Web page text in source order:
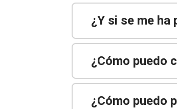
¿Y si se me ha
¿Cómo puedo
¿Cómo puedo